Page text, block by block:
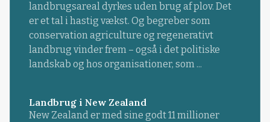
landbrugsareal dyrkes uden brug af plov. Det
er et tal i hastig vækst. Og begreber som
conservation agriculture og regenerativt
landbrug vinder frem – også i det politiske
landskab og hos organisationer, som ...
Landbrug i New Zealand
New Zealand er med sine godt 11 millioner